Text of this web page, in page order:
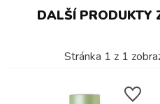
DALŠÍ PRODUKTY
Stránka 1 z 1